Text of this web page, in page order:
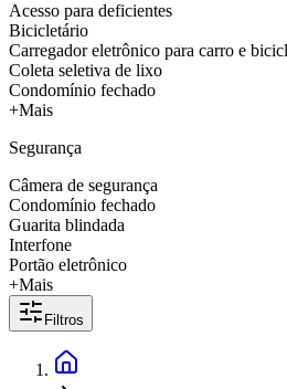
Acesso para deficientes
Bicicletário
Carregador eletrônico para carro e
Coleta seletiva de lixo
Condomínio fechado
+Mais
Segurança
Câmera de segurança
Condomínio fechado
Guarita blindada
Interfone
Portão eletrônico
+Mais
Filtros